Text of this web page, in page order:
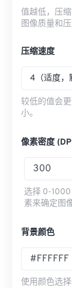
值越低，压
图像质量和
压缩速度
4（适度，
较低的值会
小。
像素密度
选择 0-
素来确定图
背景颜色
使用颜色选